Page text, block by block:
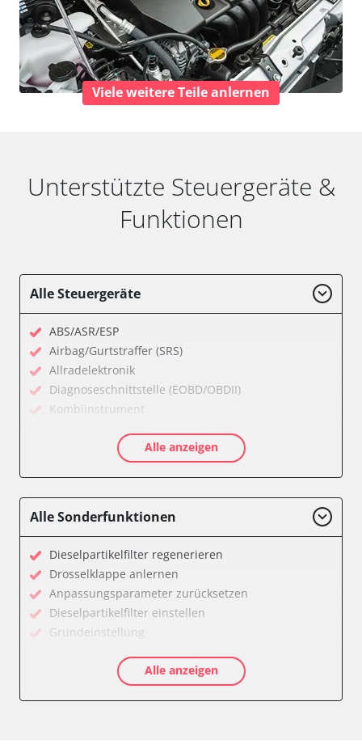
Viele weitere Teile anlernen
Unterstützte Steuergeräte &
Funktionen
Alle Steuergeräte
ABS/ASR/ESP
Airbag/Gurtstraffer (SRS)
Allradelektronik
Diagnoseschnittstelle (EOBD/OBDII)
Kombiinstrument
Servolenkung
und Konfiguration
Alle anzeigen
Alle Sonderfunktionen
Dieselpartikelfilter regenerieren
Drosselklappe anlernen
Anpassungsparameter zurücksetzen
Dieselpartikelfilter einstellen
Grundeinstellung
Injektor Adaptionswerte zurücksetzen
Injektoren einstellen
Alle anzeigen